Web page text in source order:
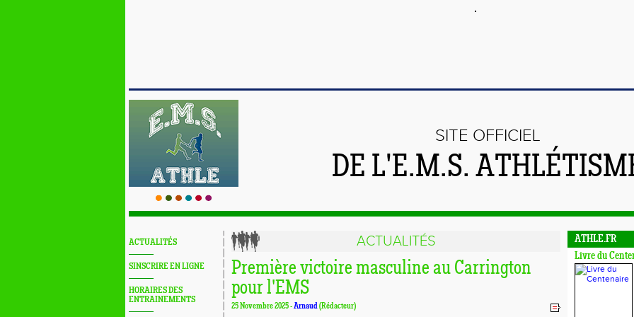
SITE OFFICIEL
DE L'E.M.S.
ACTUALITÉS
SINSCRIRE EN LIGNE
HORAIRES DES
ENTRAINEMENTS
ACTUALITÉS
Première victoire masculine au Carrington
pour l'EMS
25 Novembre 2025 -Arnaud(Rédacteur)
ATHLE.FR
Livre du